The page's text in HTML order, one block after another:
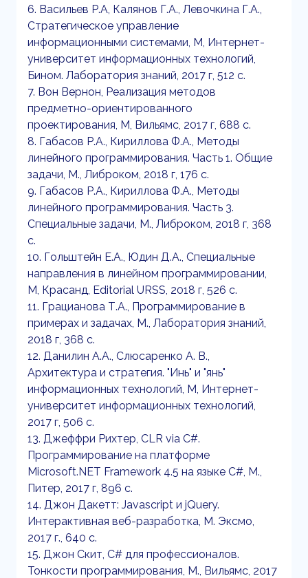
6. Васильев Р.А, Калянов Г.А., Левочкина Г.А.,
Стратегическое управление
информационными системами, М, Интернет-
университет информационных технологий,
Бином. Лаборатория знаний, 2017 г, 512 с.
7. Вон Вернон, Реализация методов
предметно-ориентированного
проектирования, М, Вильямс, 2017 г, 688 с.
8. Габасов Р.А., Кириллова Ф.А., Методы
линейного программирования. Часть 1. Общие
задачи, М., Либроком, 2018 г, 176 с.
9. Габасов Р.А., Кириллова Ф.А., Методы
линейного программирования. Часть 3.
Специальные задачи, М., Либроком, 2018 г, 368
с.
10. Гольштейн Е.А., Юдин Д.А., Специальные
направления в линейном программировании,
М, Красанд, Editorial URSS, 2018 г, 526 с.
11. Грацианова Т.А., Программирование в
примерах и задачах, М., Лаборатория знаний,
2018 г, 368 с.
12. Данилин А.А., Слюсаренко А. В.,
Архитектура и стратегия. "Инь" и "янь"
информационных технологий, М, Интернет-
университет информационных технологий,
2017 г, 506 с.
13. Джеффри Рихтер, CLR via C#.
Программирование на платформе
Microsoft.NET Framework 4.5 на языке C#, М.,
Питер, 2017 г, 896 с.
14. Джон Дакетт: Javascript и jQuery.
Интерактивная веб-разработка, М. Эксмо,
2017 г., 640 с.
15. Джон Скит, C# для профессионалов.
Тонкости программирования, М., Вильямс, 2017